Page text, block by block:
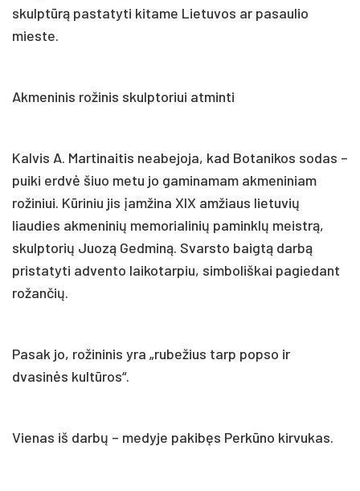
skulptūrą pastatyti kitame Lietuvos ar pasaulio
mieste.
Akmeninis rožinis skulptoriui atminti
Kalvis A. Martinaitis neabejoja, kad Botanikos sodas –
puiki erdvė šiuo metu jo gaminamam akmeniniam
rožiniui. Kūriniu jis įamžina XIX amžiaus lietuvių
liaudies akmeninių memorialinių paminklų meistrą,
skulptorių Juozą Gedminą. Svarsto baigtą darbą
pristatyti advento laikotarpiu, simboliškai pagiedant
rožančių.
Pasak jo, rožininis yra „rubežius tarp popso ir
dvasinės kultūros“.
Vienas iš darbų – medyje pakibęs Perkūno kirvukas.